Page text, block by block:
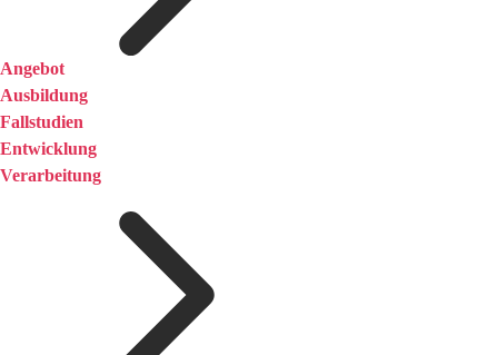
Angebot
Ausbildung
Fallstudien
Entwicklung
Verarbeitung